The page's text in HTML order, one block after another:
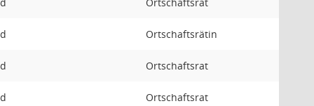
Ortschaftsrätin
Ortschaftsrat
Ortschaftsrat